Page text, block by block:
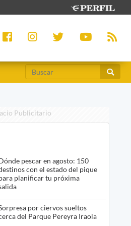
Publicitario
pescar en agosto: 150
con el estado del pique
planificar tu próxima
por ciervos sueltos
del Parque Pereyra Iraola